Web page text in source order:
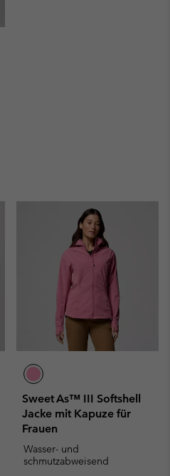
Sweet As™ III Softshell
Jacke mit Kapuze für
Frauen
Wasser- und
schmutzabweisend